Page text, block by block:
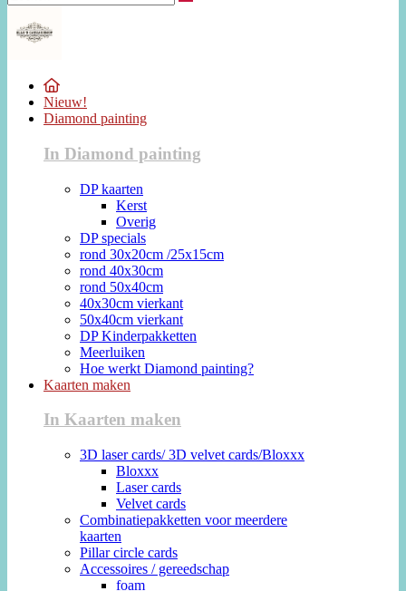
Nieuw!
Diamond painting
In Diamond painting
DP kaarten
Kerst
Overig
DP specials
rond 30x20cm /25x15cm
rond 40x30cm
rond 50x40cm
40x30cm vierkant
50x40cm vierkant
DP Kinderpakketten
Meerluiken
Hoe werkt Diamond painting?
Kaarten maken
In Kaarten maken
3D laser cards/ 3D velvet cards/Bloxxx
Bloxxx
Laser cards
Velvet cards
Combinatiepakketten voor meerdere
kaarten
Pillar circle cards
Accessoires / gereedschap
foam